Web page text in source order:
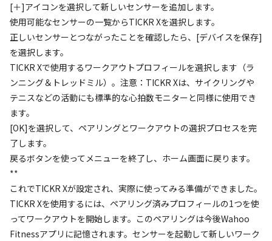
[＋]アイコンを選択して新しいセンサーを追加します。
使用可能なセンサーの一覧からTICKR Xを選択します。
正しいセンサーとつながったことを確認したら、[デバイスを保存]
を選択します。
TICKR Xで使用するワークアウトプロフィールを選択します（ラ
ンニング＆トレッドミル）。注意：TICKR Xは、サイクリングや
テニスなどの活動にも標準的な心拍数モニターと同様に使用でき
ます。
[OK]を選択して、ペアリングとワークアウトの選択プロセスを完
了します。
戻るボタンを使ってメニューを終了し、ホーム画面に戻ります。
**
これでTICKR Xが設定され、実際に使ってみる準備ができました。
TICKR Xを使用するには、ペアリング済みプロフィールの1つを使
ってワークアウトを開始します。このペアリングは今後Wahoo
Fitnessアプリに記憶されます。センサーを起動して新しいワーク